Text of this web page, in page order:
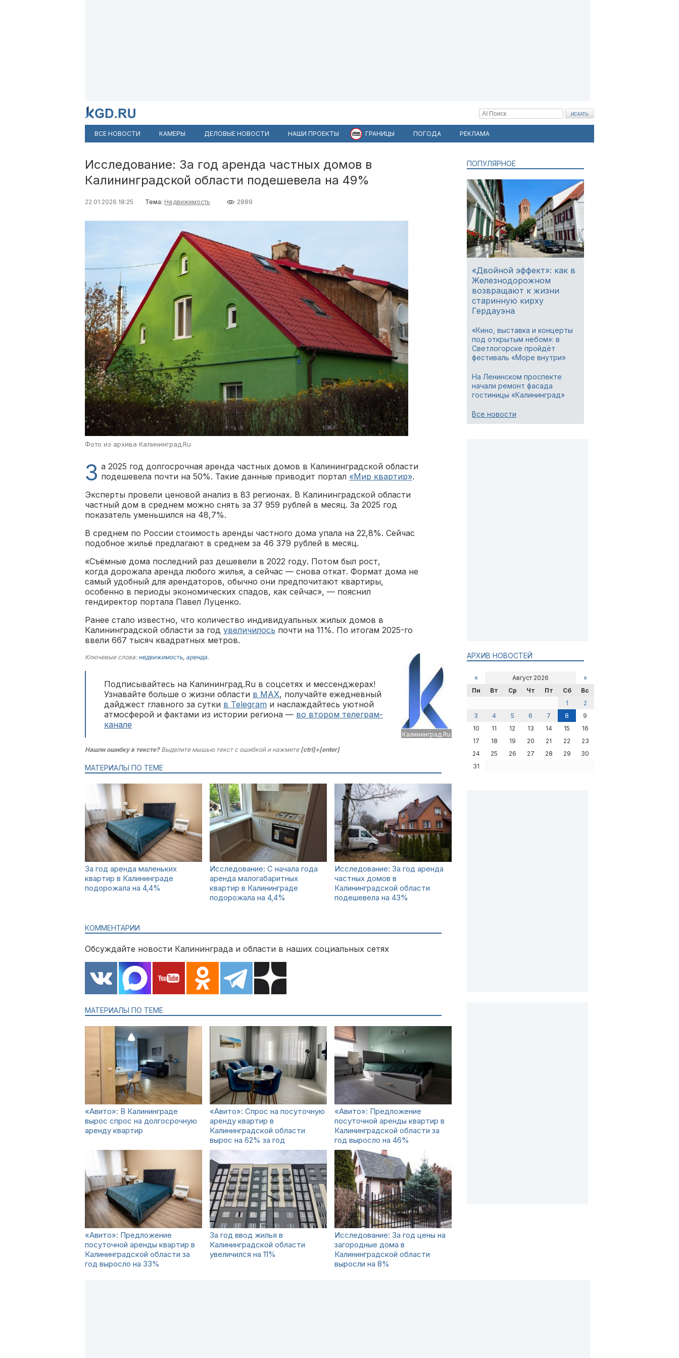
ВСЕ НОВОСТИ КАМЕРЫ ДЕЛОВЫЕ НОВОСТИ НАШИ ПРОЕКТЫ ГРАНИЦЫ ПОГОДА РЕКЛАМА
Исследование: За год аренда частных домов в
Калининградской области подешевела на 49%
22.01.2026 18:25 Тема: Недвижимость 2889
Фото из архива Калининград.Ru
З а 2025 год долгосрочная аренда частных домов в Калининградской области
подешевела почти на 50%. Такие данные приводит портал «Мир квартир».
Эксперты провели ценовой анализ в 83 регионах. В Калининградской области
частный дом в среднем можно снять за 37 959 рублей в месяц. За 2025 год
показатель уменьшился на 48,7%.
В среднем по России стоимость аренды частного дома упала на 22,8%. Сейчас
подобное жильё предлагают в среднем за 46 379 рублей в месяц.
«Съёмные дома последний раз дешевели в 2022 году. Потом был рост,
когда дорожала аренда любого жилья, а сейчас — снова откат. Формат дома не
самый удобный для арендаторов, обычно они предпочитают квартиры,
особенно в периоды экономических спадов, как сейчас», — пояснил
гендиректор портала Павел Луценко.
Ранее стало известно, что количество индивидуальных жилых домов в
Калининградской области за год увеличилось почти на 11%. По итогам 2025-го
ввели 667 тысяч квадратных метров.
Калининград.Ru
Ключевые слова: недвижимость, аренда.
Подписывайтесь на Калининград.Ru в соцсетях и мессенджерах!
Узнавайте больше о жизни области в MAX, получайте ежедневный
дайджест главного за сутки в Telegram и наслаждайтесь уютной
атмосферой и фактами из истории региона — во втором телеграм-
канале
Нашли ошибку в тексте?Выделите мышью текст с ошибкой и нажмите [ctrl]+[enter]
МАТЕРИАЛЫ ПО ТЕМЕ
За год аренда маленьких
квартир в Калининграде
подорожала на 4,4%
Исследование: С начала года
аренда малогабаритных
квартир в Калининграде
подорожала на 4,4%
Исследование: За год аренда
частных домов в
Калининградской области
подешевела на 43%
КОММЕНТАРИИ
Обсуждайте новости Калининграда и области в наших социальных сетях
МАТЕРИАЛЫ ПО ТЕМЕ
«Авито»: В Калининграде
вырос спрос на долгосрочную
аренду квартир
«Авито»: Спрос на посуточную
аренду квартир в
Калининградской области
вырос на 62% за год
«Авито»: Предложение
посуточной аренды квартир в
Калининградской области за
год выросло на 46%
«Авито»: Предложение
посуточной аренды квартир в
Калининградской области за
год выросло на 33%
За год ввод жилья в
Калининградской области
увеличился на 11%
Исследование: За год цены на
загородные дома в
Калининградской области
выросли на 8%
ПОПУЛЯРНОЕ
«Двойной эффект»: как в
Железнодорожном
возвращают к жизни
старинную кирху
Гердауэна
«Кино, выставка и концерты
под открытым небом»: в
Светлогорске пройдёт
фестиваль «Море внутри»
На Ленинском проспекте
начали ремонт фасада
гостиницы «Калининград»
Все новости
АРХИВ НОВОСТЕЙ
« Август 2026
»
Пн
Вт Ср Чт Пт Сб
Вс
1
2
3
4 5 6 7 8
9
10
11 12 13 14 15
16
17
18 19 20 21 22
23
24
25 26 27 28 29
30
31